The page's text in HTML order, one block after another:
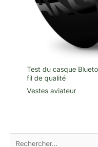
Test du casque
fil de qualité
Vestes aviateur